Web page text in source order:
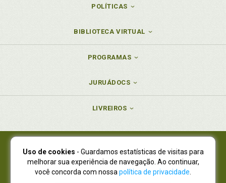
POLÍTICAS
BIBLIOTECA VIRTUAL
PROGRAMAS
JURUÁDOCS
LIVREIROS
Juruá Editora Ltda., CNPJ 77.535.508/0001-19
Juruá Informática Ltda., CNPJ 01.701.561/0001-80
NOVO ENDEREÇO:R. Flávio Dallegrave, 7665, São Lourenço |
Uso de cookies - Guardamos estatísticas de visitas para
melhorar sua experiência de navegação. Ao continuar,
você concorda com nossa política de privacidade